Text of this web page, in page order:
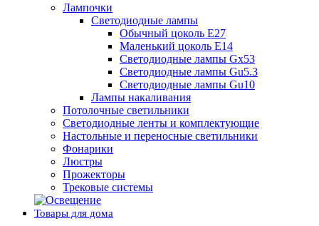
Лампочки
Светодиодные лампы
Обычный цоколь Е27
Маленький цоколь Е14
Светодиодные лампы Gx53
Светодиодные лампы Gu5.3
Светодиодные лампы Gu10
Лампы накаливания
Потолочные светильники
Светодиодные ленты и комплектующие
Настольные и переносные светильники
Фонарики
Люстры
Прожекторы
Трековые системы
Товары для дома